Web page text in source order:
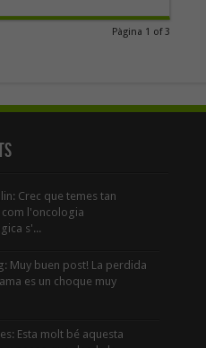
Pàgina 1 of 3
Crec que temes tan
com l'oncologia
s'...
Muy buen post! La perdida
es un choque muy
Esta molt bé aquesta